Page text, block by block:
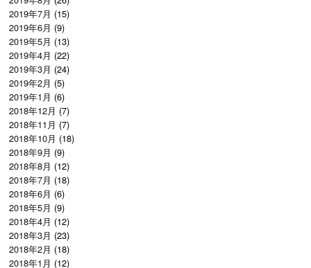
2019年7月 (15)
2019年6月 (9)
2019年5月 (13)
2019年4月 (22)
2019年3月 (24)
2019年2月 (5)
2019年1月 (6)
2018年12月 (7)
2018年11月 (7)
2018年10月 (18)
2018年9月 (9)
2018年8月 (12)
2018年7月 (18)
2018年6月 (6)
2018年5月 (9)
2018年4月 (12)
2018年3月 (23)
2018年2月 (18)
2018年1月 (12)